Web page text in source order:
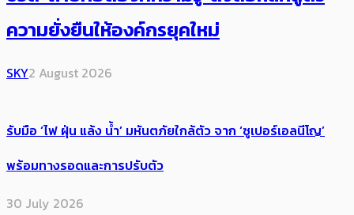
ความยั่งยืนให้องค์กรยุคใหม่
SKY2 August 2026
รับมือ ‘ไฟ ฝุ่น แล้ง น้ำ’ มหันตภัยใกล้ตัว จาก ‘ซูเปอร์เอลนีโญ’
พร้อมทางรอดและการปรับตัว
30 July 2026